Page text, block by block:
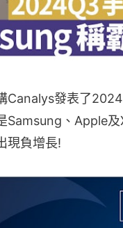
Canalys發表了
Samsung、Apple
現負增長!